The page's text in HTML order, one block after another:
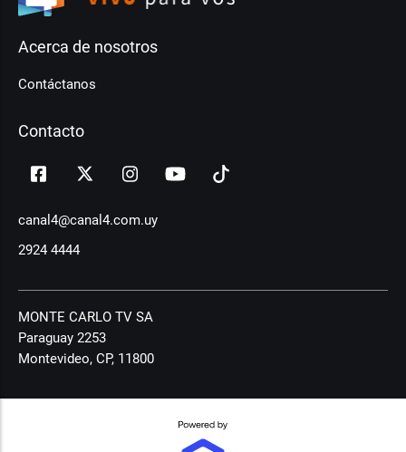
Acerca de nosotros
Contáctanos
Contacto
canal4@canal4.com.uy
2924 4444
MONTE CARLO TV SA
Paraguay 2253
Montevideo, CP, 11800